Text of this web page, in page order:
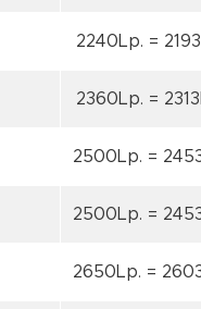
2240Lp. =
2360Lp. =
2500Lp. =
2500Lp. =
2650Lp. =